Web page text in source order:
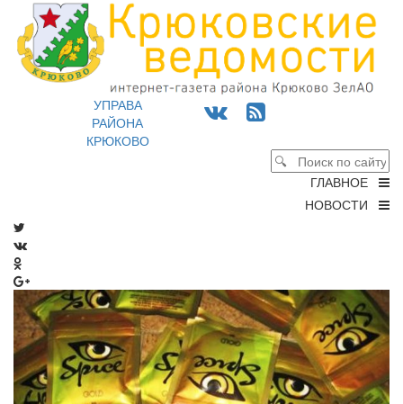
УПРАВА
РАЙОНА
КРЮКОВО
ГЛАВНОЕ
НОВОСТИ